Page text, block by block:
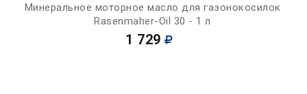
Минеральное моторное масло для газонокосилок
Rasenmaher-Oil 30 - 1 л
1 729